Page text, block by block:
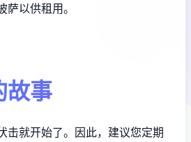
以供租用。
故事
击就开始了。因此，建议您定期